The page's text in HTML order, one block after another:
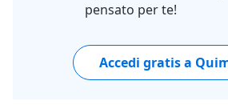
pensato per te!
Accedi gratis a